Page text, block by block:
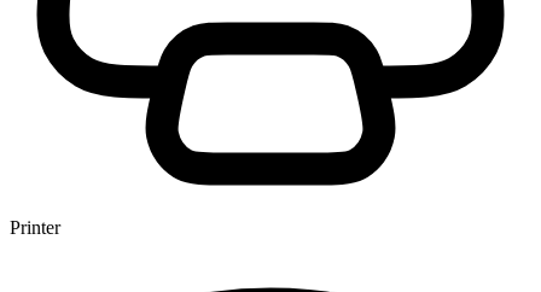
Printer